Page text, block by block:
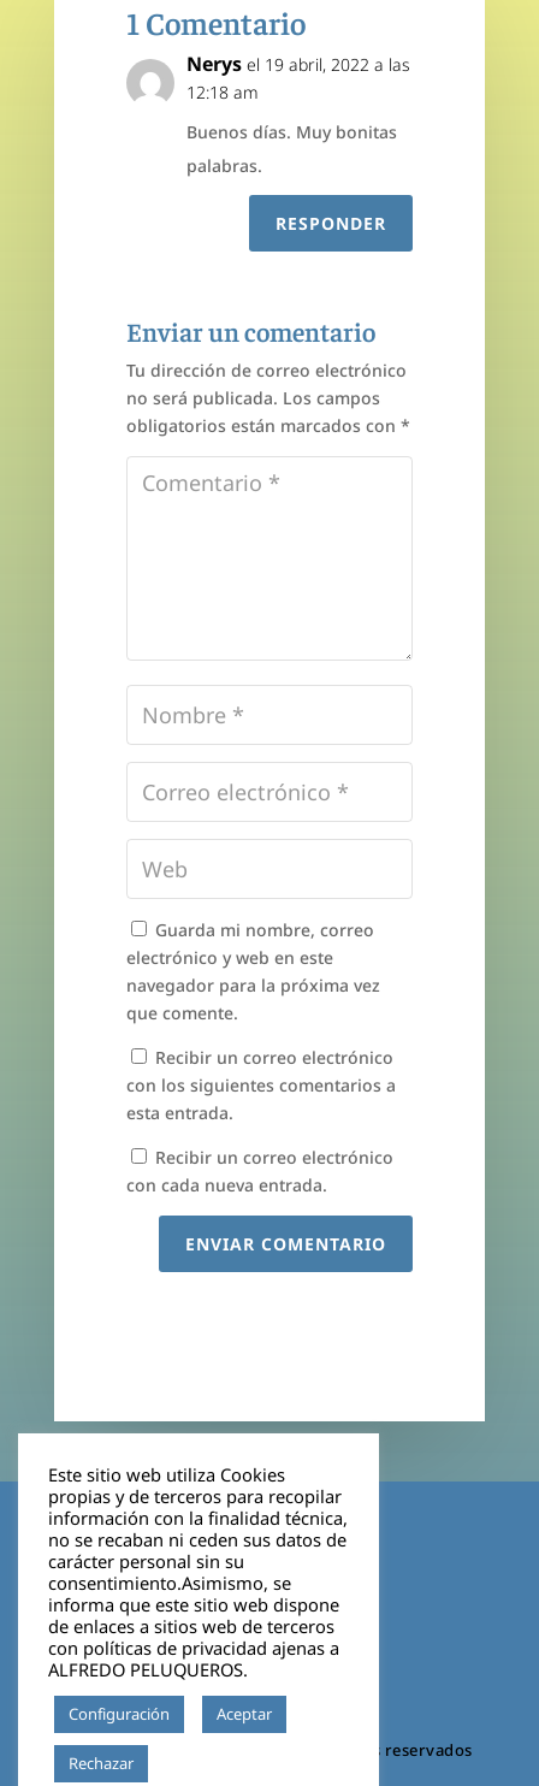
1 Comentario
Nerys el 19 abril, 2022 a las
12:18 am
Buenos días. Muy bonitas
palabras.
RESPONDER
Enviar un comentario
Tu dirección de correo electrónico
no será publicada. Los campos
obligatorios están marcados con *
Guarda mi nombre, correo
electrónico y web en este
navegador para la próxima vez
que comente.
Recibir un correo electrónico
con los siguientes comentarios a
esta entrada.
Recibir un correo electrónico
con cada nueva entrada.
ENVIAR COMENTARIO
Aviso legal
Política de privacidad
Cookies
©2026 VIGO BOSCO. Todos los derechos reservados
Este sitio web utiliza Cookies
propias y de terceros para recopilar
información con la finalidad técnica,
no se recaban ni ceden sus datos de
carácter personal sin su
consentimiento.Asimismo, se
informa que este sitio web dispone
de enlaces a sitios web de terceros
con políticas de privacidad ajenas a
ALFREDO PELUQUEROS.
Configuración Aceptar
Rechazar